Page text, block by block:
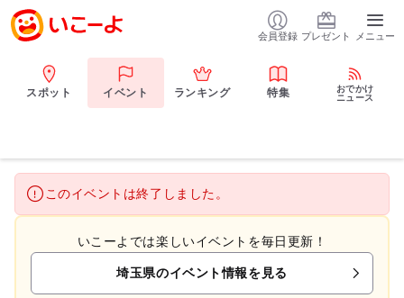
会員登録 プレゼント メニュー
スポット イベント ランキング 特集
おでかけ
ニュース
このイベントは終了しました。
いこーよでは楽しいイベントを毎日更新！
埼玉県のイベント情報を見る